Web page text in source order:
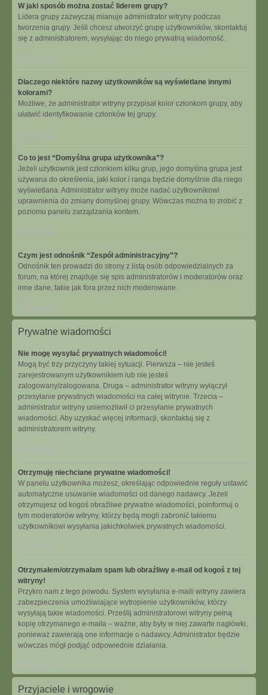
W jaki sposób można zostać liderem grupy?
Lidera grupy zazwyczaj mianuje administrator witryny podczas
tworzenia grupy. Jeśli chcesz utworzyć grupę użytkowników, skontaktuj
się z administratorem, wysyłając do niego prywatną wiadomość.
Na górę
Dlaczego niektóre nazwy użytkowników są wyświetlane innymi
kolorami?
Możliwe, że administrator witryny przypisał kolor członkom grupy, aby
ułatwić identyfikowanie członków tej grupy.
Na górę
Co to jest “Domyślna grupa użytkownika”?
Jeżeli użytkownik jest członkiem kilku grup, jego domyślna grupa jest
używana do określenia, jaki kolor i ranga będzie domyślnie dla niego
wyświetlana. Administrator witryny może nadać użytkownikowi
uprawnienia do zmiany domyślnej grupy. Wówczas można to zrobić z
poziomu panelu zarządzania kontem.
Na górę
Czym jest odnośnik “Zespół administracyjny”?
Odnośnik ten prowadzi do strony z listą osób odpowiedzialnych za
forum, na której znajduje się spis administratorów i moderatorów oraz
inne dane, takie jak fora przez nich moderowane.
Na górę
Prywatne wiadomości
Nie mogę wysyłać prywatnych wiadomości!
Mogą być trzy przyczyny takiej sytuacji. Pierwsza – nie jesteś
zarejestrowanym użytkownikiem lub nie jesteś
zalogowany/zalogowana. Druga – administrator witryny wyłączył
przesyłanie prywatnych wiadomości na całej witrynie. Trzecia –
administrator witryny uniemożliwił ci przesyłanie prywatnych
wiadomości. Aby uzyskać więcej informacji, skontaktuj się z
administratorem witryny.
Otrzymuję niechciane prywatne wiadomości!
W panelu użytkownika możesz, określając odpowiednie reguły ustawić
automatyczne usuwanie wiadomości od danego nadawcy. Jeżeli
otrzymujesz od kogoś obraźliwe prywatne wiadomości, poinformuj o
tym moderatorów witryny, którzy będą mogli zabronić takiemu
użytkownikowi wysyłania jakichkolwiek prywatnych wiadomości.
Otrzymałem/otrzymałam spam lub obraźliwy e-mail od kogoś z tej
witryny!
Przykro nam z tego powodu. System wysyłania e-maili witryny zawiera
zabezpieczenia umożliwiające wytropienie użytkowników, którzy
wysyłają takie wiadomości. Prześlij administratorowi witryny pełną
kopię otrzymanego e-maila – ważne, aby były w niej zawarte nagłówki,
ponieważ zawierają one informacje o nadawcy. Administrator będzie
wówczas mógł podjąć odpowiednie działania.
Przyjaciele i wrogowie